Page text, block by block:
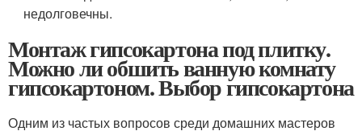
недолговечны.
Монтаж гипсокартона под плитку.
Можно ли обшить ванную комнату
гипсокартоном. Выбор гипсокартона
Одним из частых вопросов среди домашних мастеров